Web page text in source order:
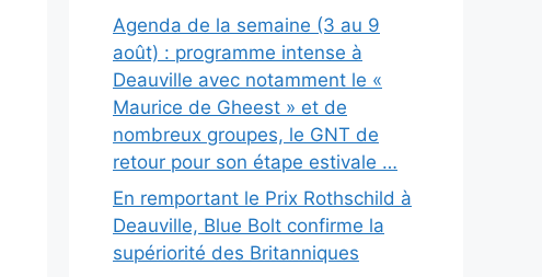
Agenda de la semaine (3 au 9
août) : programme intense à
Deauville avec notamment le «
Maurice de Gheest » et de
nombreux groupes, le GNT de
retour pour son étape estivale …
En remportant le Prix Rothschild à
Deauville, Blue Bolt confirme la
supériorité des Britanniques